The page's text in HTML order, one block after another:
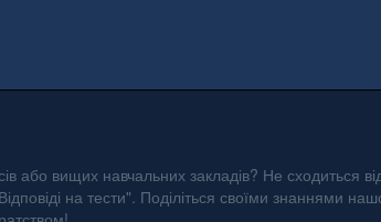
або вищих навчальних закладів? Не сходиться
на тести". Поділіться своїми знаннями